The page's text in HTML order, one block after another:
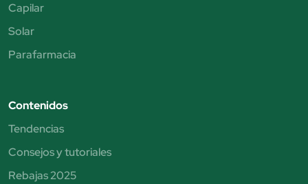
Capilar
Solar
Parafarmacia
Contenidos
Tendencias
Consejos y tutoriales
Rebajas 2025